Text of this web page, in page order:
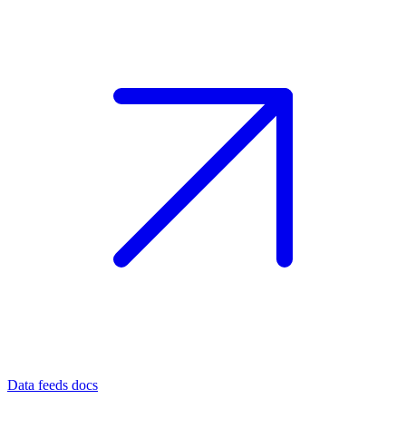
Data feeds docs